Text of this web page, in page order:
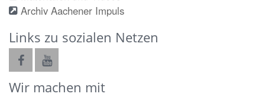
Archiv Aachener Impuls
Links zu sozialen Netzen
Wir machen mit